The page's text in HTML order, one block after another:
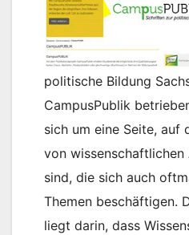
politische Bildung
CampusPublik
sich um eine Seite, auf
von
sind, die sich auch
Themen beschäftigen.
liegt darin, dass